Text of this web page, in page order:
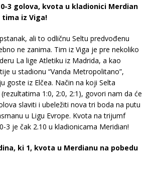
0-3 golova, kvota u kladionici Merdian
tima iz Viga!
ali to odličnu Seltu predvođenu
ne zanima. Tim iz Viga je pre nekoliko
La lige Atletiku iz Madrida, a kao
u stadionu “Vanda Metropolitano”,
goste iz Elčea. Način na koji Selta
1:0, 2:0, 2:1), govori nam da će
slaviti i ubeležiti nova tri boda na putu
u Ligu Evrope. Kvota na trijumf
3 je čak 2.10 u kladionicama Meridian!
ki 1, kvota u Merdianu na pobedu